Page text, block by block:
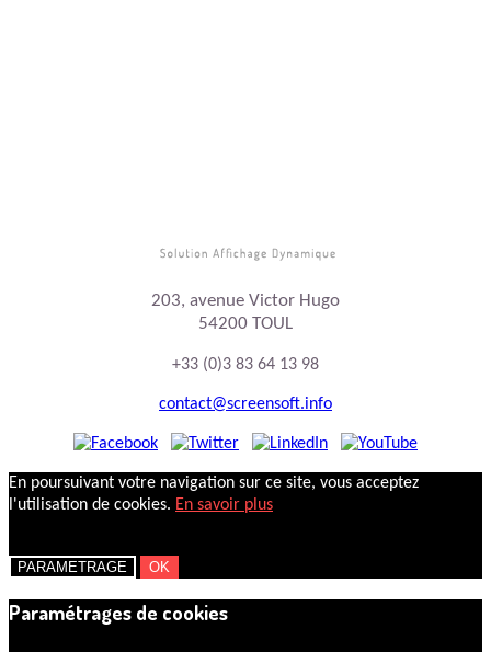
203, avenue Victor Hugo
54200 TOUL
+33 (0)3 83 64 13 98
contact@screensoft.info
En poursuivant votre navigation sur ce site, vous acceptez
l'utilisation de cookies. En savoir plus
PARAMETRAGE OK
Paramétrages de cookies